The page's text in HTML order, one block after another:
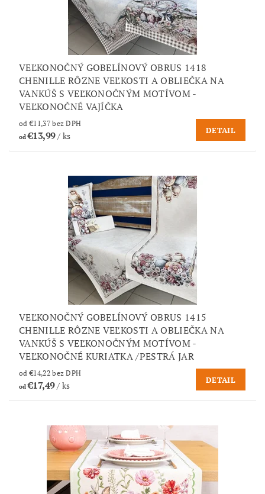
VEĽKONOČNÝ GOBELÍNOVÝ OBRUS 1418
CHENILLE RÔZNE VEĽKOSTI A OBLIEČKA NA
VANKÚŠ S VEĽKONOČNÝM MOTÍVOM -
VEĽKONOČNÉ VAJÍČKA
od €11,37 bez DPH
od€13,99/ ks
DETAIL
VEĽKONOČNÝ GOBELÍNOVÝ OBRUS 1415
CHENILLE RÔZNE VEĽKOSTI A OBLIEČKA NA
VANKÚŠ S VEĽKONOČNÝM MOTÍVOM -
VEĽKONOČNÉ KURIATKA /PESTRÁ JAR
od €14,22 bez DPH
od€17,49/ ks
DETAIL